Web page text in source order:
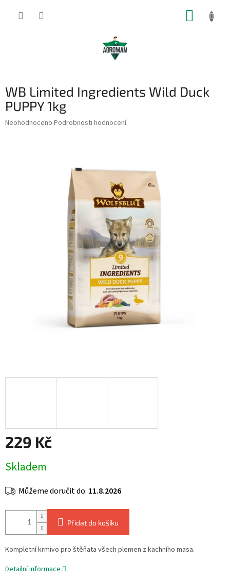
WB Limited Ingredients Wild Duck
PUPPY 1kg
Průměrné
Neohodnoceno Podrobnosti hodnocení
229 Kč
cena:
Skladem
Můžeme doručit do: 11.8.2026
Přidat do košíku
Kompletní krmivo pro štěňata všech plemen z kachního masa.
Detailní informace